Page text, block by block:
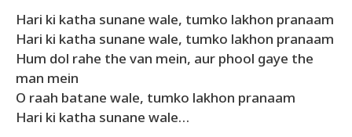
Hari ki katha sunane wale, tumko lakhon pranaam
Hari ki katha sunane wale, tumko lakhon pranaam
Hum dol rahe the van mein, aur phool gaye the
man mein
O raah batane wale, tumko lakhon pranaam
Hari ki katha sunane wale…